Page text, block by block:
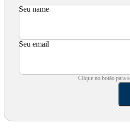
Seu name
Seu email
Clique no botão para